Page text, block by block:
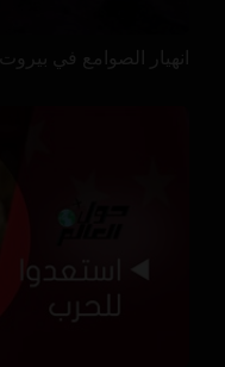
انهيار الصوامع في بيروت